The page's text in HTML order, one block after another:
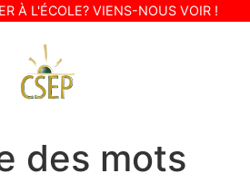
À L'ÉCOLE? VIENS-NOUS VOIR !
des mots